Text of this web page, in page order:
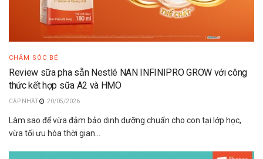
CHĂM SÓC BÉ
Review sữa pha sẵn Nestlé NAN INFINIPRO GROW với công
thức kết hợp sữa A2 và HMO
20/05/2026
Làm sao để vừa đảm bảo dinh dưỡng chuẩn cho con tại lớp học,
vừa tối ưu hóa thời gian...